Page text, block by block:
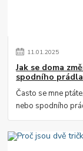
11.01.2025
Jak se doma
spodního prádla
Často se mne
nebo spodního